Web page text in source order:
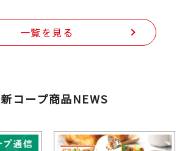
一覧を見る
コープ商品NEWS